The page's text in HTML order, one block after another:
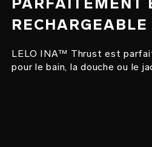
RECHARGEABLE
LELO INA™ Thrust est
pour le bain, la douche ou le